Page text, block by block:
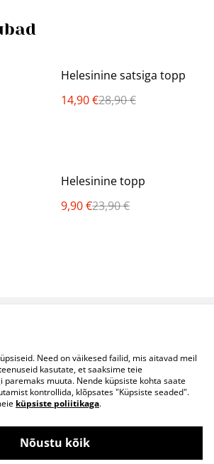
%
Helesinine satsiga topp
14,90 €28,90 €
%
Helesinine topp
9,90 €23,90 €
Kontaktid
B2B koostöö
Need on väikesed failid, mis aitavad meil
kasutate, et saaksime teie
paremaks muuta. Nende küpsiste kohta saate
kontrollida, klõpsates "Küpsiste seaded".
küpsiste poliitikaga.
Nõustu kõik